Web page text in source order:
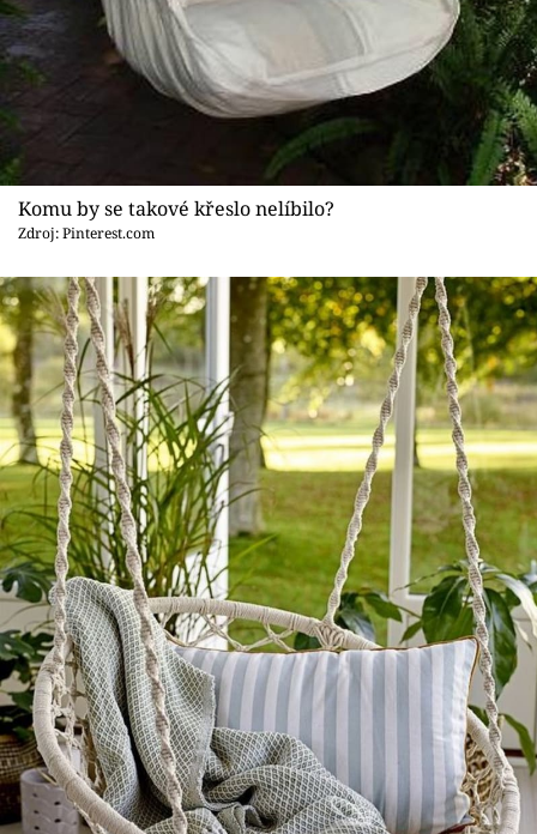
Komu by se takové křeslo nelíbilo?
Zdroj: Pinterest.com